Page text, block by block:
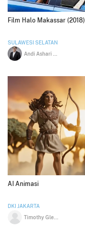
Film Halo Makassar (2018)
SULAWESI SELATAN
AI Animasi
DKI JAKARTA